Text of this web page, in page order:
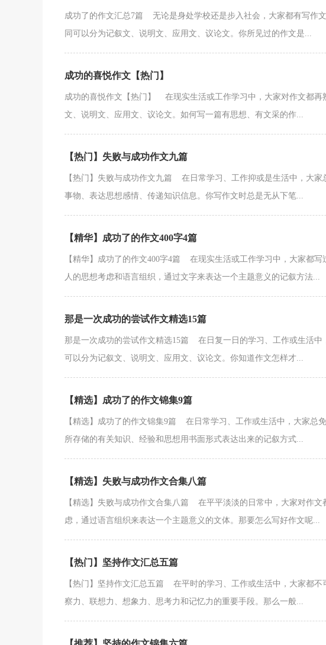
成功了的作文汇总7篇 无论是身处学校还是步入社会，大家都有写作
同可以分为记叙文、说明文、应用文、议论文。你所见过的作文是...
成功的喜悦作文【热门】
成功的喜悦作文【热门】 在现实生活或工作学习中，大家对作文都再
文、说明文、应用文、议论文。如何写一篇有思想、有文采的作...
【热门】失败与成功作文九篇
【热门】失败与成功作文九篇 在日常学习、工作抑或是生活中，大
事物、表达思想感情、传递知识信息。你写作文时总是无从下笔...
【精华】成功了的作文400字4篇
【精华】成功了的作文400字4篇 在现实生活或工作学习中，大家都
人的思想考虑和语言组织，通过文字来表达一个主题意义的记叙方法...
那是一次成功的尝试作文精选15篇
那是一次成功的尝试作文精选15篇 在日复一日的学习、工作或生活中
可以分为记叙文、说明文、应用文、议论文。你知道作文怎样才...
【精选】成功了的作文锦集9篇
【精选】成功了的作文锦集9篇 在日常学习、工作或生活中，大家总
所存储的有关知识、经验和思想用书面形式表达出来的记叙方式...
【精选】失败与成功作文合集八篇
【精选】失败与成功作文合集八篇 在平平淡淡的日常中，大家对作
虑，通过语言组织来表达一个主题意义的文体。那要怎么写好作文呢...
【热门】坚持作文汇总五篇
【热门】坚持作文汇总五篇 在平时的学习、工作或生活中，大家都
察力、联想力、想象力、思考力和记忆力的重要手段。那么一般...